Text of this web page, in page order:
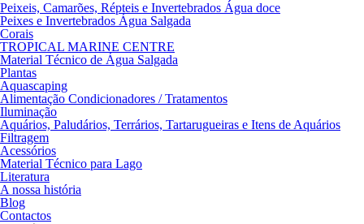
Peixeis, Camarões, Répteis e Invertebrados Água doce
Peixes e Invertebrados Água Salgada
Corais
TROPICAL MARINE CENTRE
Material Técnico de Água Salgada
Plantas
Aquascaping
Alimentação Condicionadores / Tratamentos
Iluminação
Aquários, Paludários, Terrários, Tartarugueiras e Itens de Aquários
Filtragem
Acessórios
Material Técnico para Lago
Literatura
A nossa história
Blog
Contactos